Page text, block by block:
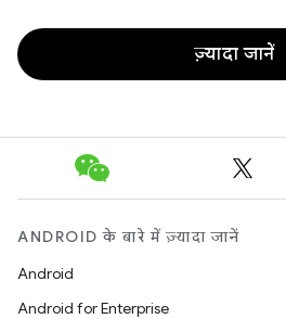
ज़्यादा जानें
ANDROID के बारे में ज़्यादा जानें
Android
Android for Enterprise